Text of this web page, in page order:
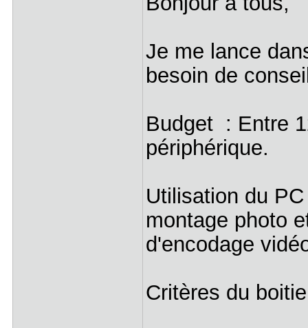
Je me lance
besoin de
Budget : Entre
périphérique.
Utilisation du
montage photo
d'encodage
Critères du